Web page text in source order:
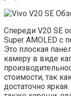
Спереди V20 SE
Super AMOLED с
Это плоская
камеру в ​​виде
стоимости, так
достаточно